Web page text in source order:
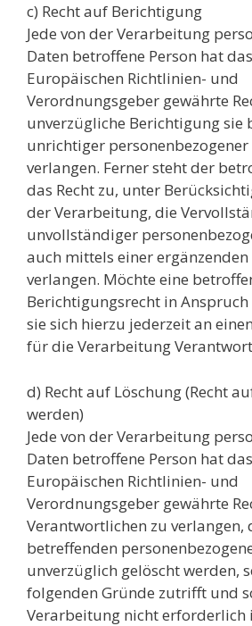
c) Recht auf Berichtigung
Jede von der Verarbeitung
Daten betroffene Person hat
Europäischen Richtlinien- und
Verordnungsgeber gewährte
unverzügliche Berichtigung sie
unrichtiger personenbezogener
verlangen. Ferner steht der
das Recht zu, unter
der Verarbeitung, die
unvollständiger
auch mittels einer
verlangen. Möchte eine
Berichtigungsrecht in Anspruch
sie sich hierzu jederzeit an
für die Verarbeitung
d) Recht auf Löschung (Recht
werden)
Jede von der Verarbeitung
Daten betroffene Person hat
Europäischen Richtlinien- und
Verordnungsgeber gewährte
Verantwortlichen zu verlangen,
betreffenden
unverzüglich gelöscht werden,
folgenden Gründe zutrifft und
Verarbeitung nicht erforderlich